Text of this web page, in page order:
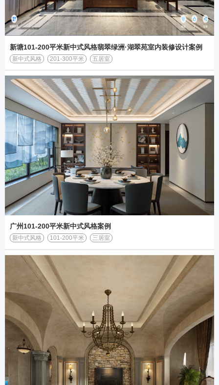
新塘101-200平米新中式风格翡翠绿洲·湖翠苑室内装修设计案例
新中式风格 201-300平米 五居室
广州101-200平米新中式风格案例
新中式风格 101-200平米 三居室